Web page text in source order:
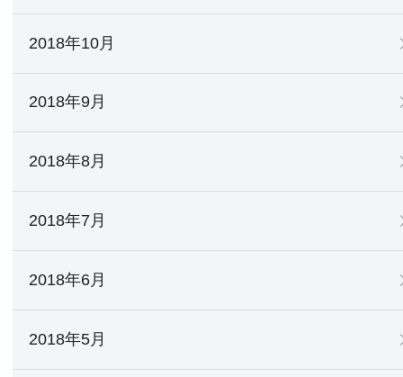
2018年10月
2018年9月
2018年8月
2018年7月
2018年6月
2018年5月